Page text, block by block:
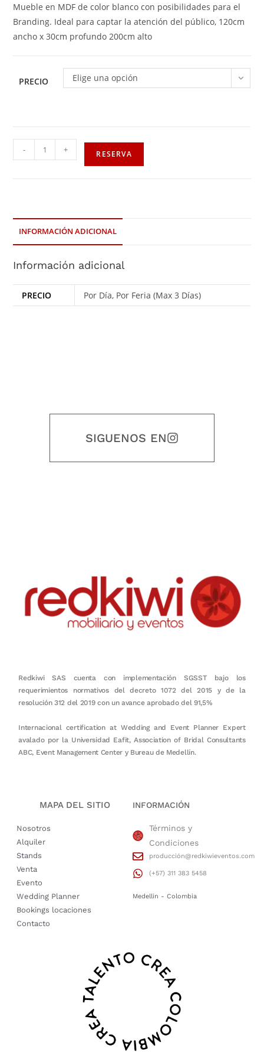
Mueble en MDF de color blanco con posibilidades para el
Branding. Ideal para captar la atención del público, 120cm
ancho x 30cm profundo 200cm alto
PRECIO Elige una opción
- + RESERVA
INFORMACIÓN ADICIONAL
Información adicional
PRECIO Por Día, Por Feria (Max 3 Días)
SIGUENOS EN
Redkiwi SAS cuenta con implementación SGSST bajo los
requerimientos normativos del decreto 1072 del 2015 y de la
resolución 312 del 2019 con un avance aprobado del 91,5%
Internacional certification at Wedding and Event Planner Expert
avalado por la Universidad Eafit, Association of Bridal Consultants
ABC, Event Management Center y Bureau de Medellín.
MAPA DEL SITIO
Nosotros
Alquiler
Stands
Venta
Evento
Wedding Planner
Bookings locaciones
Contacto
INFORMACIÓN
Términos y
Condiciones
producción@redkiwieventos.com
(+57) 311 383 5458
Medellin - Colombia